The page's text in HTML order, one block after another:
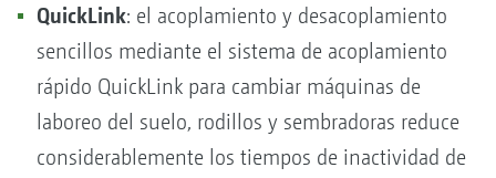
QuickLink: el acoplamiento y desacoplamiento
sencillos mediante el sistema de acoplamiento
rápido QuickLink para cambiar máquinas de
laboreo del suelo, rodillos y sembradoras reduce
considerablemente los tiempos de inactividad de